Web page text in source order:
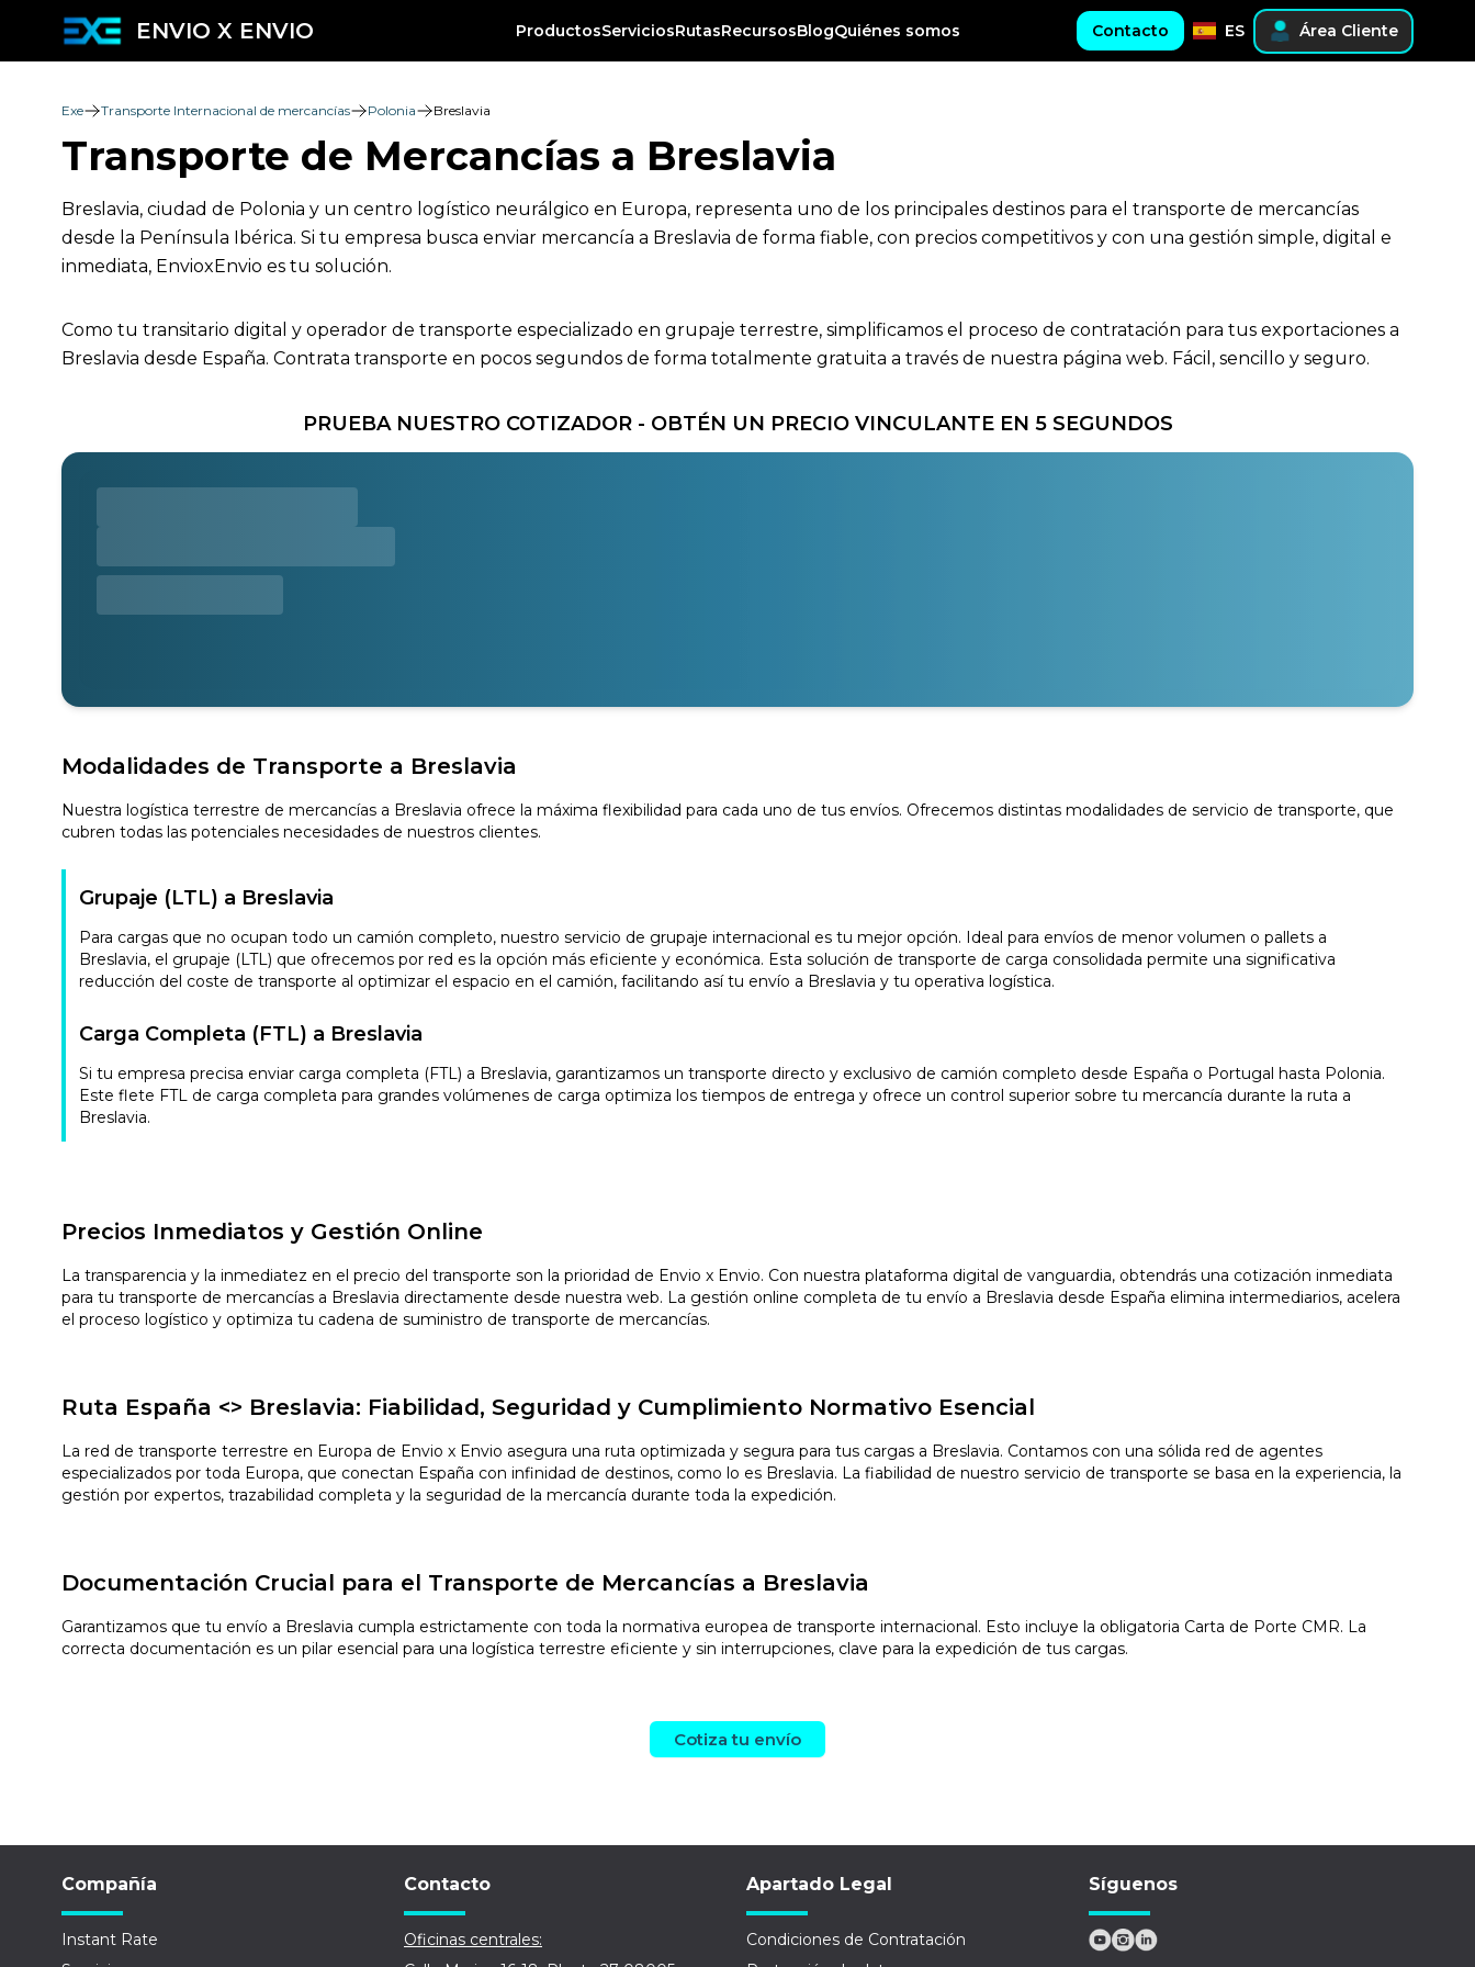
ENVIO X ENVIO ProductosServiciosRutasRecursosBlogQuiénes somos Contacto ES Área Cliente
Exe Transporte Internacional de mercancías Polonia Breslavia
Transporte de Mercancías a Breslavia
Breslavia, ciudad de Polonia y un centro logístico neurálgico en Europa, representa uno de los principales destinos para el transporte de mercancías
desde la Península Ibérica. Si tu empresa busca enviar mercancía a Breslavia de forma fiable, con precios competitivos y con una gestión simple, digital e
inmediata, EnvioxEnvio es tu solución.
Como tu transitario digital y operador de transporte especializado en grupaje terrestre, simplificamos el proceso de contratación para tus exportaciones a
Breslavia desde España. Contrata transporte en pocos segundos de forma totalmente gratuita a través de nuestra página web. Fácil, sencillo y seguro.
PRUEBA NUESTRO COTIZADOR - OBTÉN UN PRECIO VINCULANTE EN 5 SEGUNDOS
Modalidades de Transporte a Breslavia
Nuestra logística terrestre de mercancías a Breslavia ofrece la máxima flexibilidad para cada uno de tus envíos. Ofrecemos distintas modalidades de servicio de transporte, que
cubren todas las potenciales necesidades de nuestros clientes.
Grupaje (LTL) a Breslavia
Para cargas que no ocupan todo un camión completo, nuestro servicio de grupaje internacional es tu mejor opción. Ideal para envíos de menor volumen o pallets a
Breslavia, el grupaje (LTL) que ofrecemos por red es la opción más eficiente y económica. Esta solución de transporte de carga consolidada permite una significativa
reducción del coste de transporte al optimizar el espacio en el camión, facilitando así tu envío a Breslavia y tu operativa logística.
Carga Completa (FTL) a Breslavia
Si tu empresa precisa enviar carga completa (FTL) a Breslavia, garantizamos un transporte directo y exclusivo de camión completo desde España o Portugal hasta Polonia.
Este flete FTL de carga completa para grandes volúmenes de carga optimiza los tiempos de entrega y ofrece un control superior sobre tu mercancía durante la ruta a
Breslavia.
Precios Inmediatos y Gestión Online
La transparencia y la inmediatez en el precio del transporte son la prioridad de Envio x Envio. Con nuestra plataforma digital de vanguardia, obtendrás una cotización inmediata
para tu transporte de mercancías a Breslavia directamente desde nuestra web. La gestión online completa de tu envío a Breslavia desde España elimina intermediarios, acelera
el proceso logístico y optimiza tu cadena de suministro de transporte de mercancías.
Ruta España <> Breslavia: Fiabilidad, Seguridad y Cumplimiento Normativo Esencial
La red de transporte terrestre en Europa de Envio x Envio asegura una ruta optimizada y segura para tus cargas a Breslavia. Contamos con una sólida red de agentes
especializados por toda Europa, que conectan España con infinidad de destinos, como lo es Breslavia. La fiabilidad de nuestro servicio de transporte se basa en la experiencia, la
gestión por expertos, trazabilidad completa y la seguridad de la mercancía durante toda la expedición.
Documentación Crucial para el Transporte de Mercancías a Breslavia
Garantizamos que tu envío a Breslavia cumpla estrictamente con toda la normativa europea de transporte internacional. Esto incluye la obligatoria Carta de Porte CMR. La
correcta documentación es un pilar esencial para una logística terrestre eficiente y sin interrupciones, clave para la expedición de tus cargas.
Cotiza tu envío
Compañía
Instant Rate
Contacto
Oficinas centrales:
Apartado Legal
Condiciones de Contratación
Síguenos